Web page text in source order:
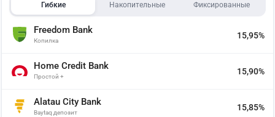
Гибкие Накопительные Фиксированные
Freedom Bank
Копилка
15,95%
Home Credit Bank
Простой +
15,90%
Alatau City Bank
Baytaq депозит
15,85%